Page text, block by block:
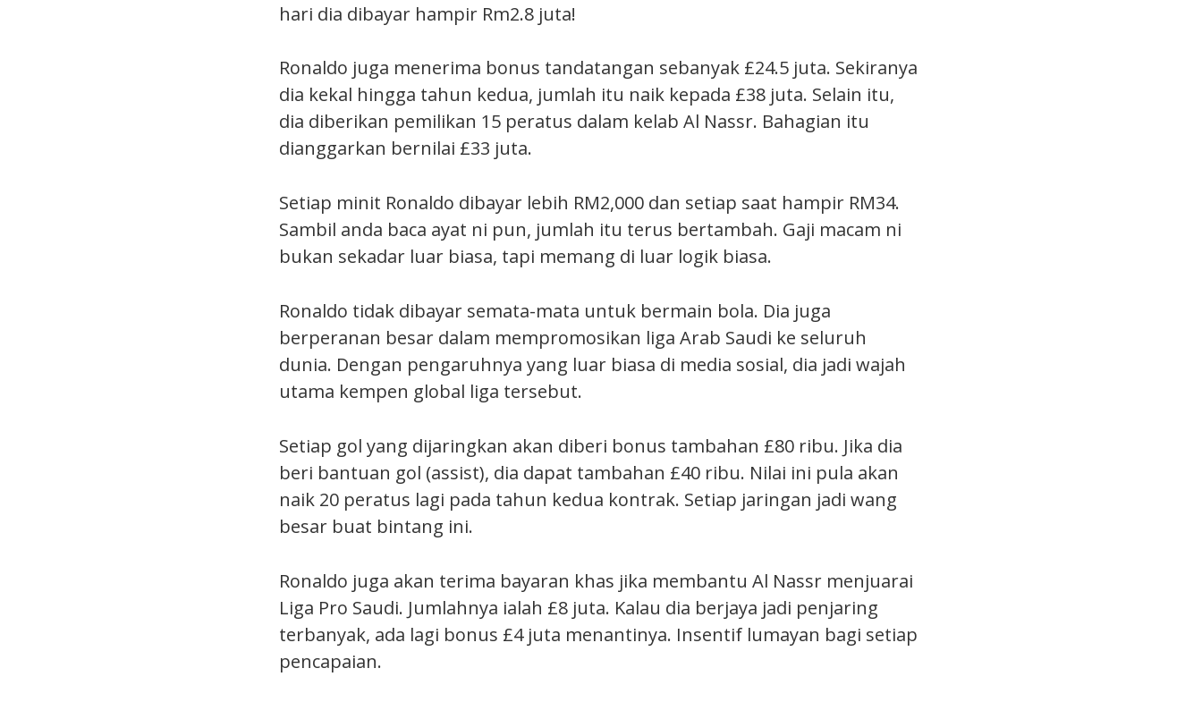
hari dia dibayar hampir Rm2.8 juta!
Ronaldo juga menerima bonus tandatangan sebanyak £24.5 juta. Sekiranya
dia kekal hingga tahun kedua, jumlah itu naik kepada £38 juta. Selain itu,
dia diberikan pemilikan 15 peratus dalam kelab Al Nassr. Bahagian itu
dianggarkan bernilai £33 juta.
Setiap minit Ronaldo dibayar lebih RM2,000 dan setiap saat hampir RM34.
Sambil anda baca ayat ni pun, jumlah itu terus bertambah. Gaji macam ni
bukan sekadar luar biasa, tapi memang di luar logik biasa.
Ronaldo tidak dibayar semata-mata untuk bermain bola. Dia juga
berperanan besar dalam mempromosikan liga Arab Saudi ke seluruh
dunia. Dengan pengaruhnya yang luar biasa di media sosial, dia jadi wajah
utama kempen global liga tersebut.
Setiap gol yang dijaringkan akan diberi bonus tambahan £80 ribu. Jika dia
beri bantuan gol (assist), dia dapat tambahan £40 ribu. Nilai ini pula akan
naik 20 peratus lagi pada tahun kedua kontrak. Setiap jaringan jadi wang
besar buat bintang ini.
Ronaldo juga akan terima bayaran khas jika membantu Al Nassr menjuarai
Liga Pro Saudi. Jumlahnya ialah £8 juta. Kalau dia berjaya jadi penjaring
terbanyak, ada lagi bonus £4 juta menantinya. Insentif lumayan bagi setiap
pencapaian.